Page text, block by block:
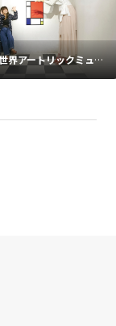
横浜大世界アートリックミュージアム